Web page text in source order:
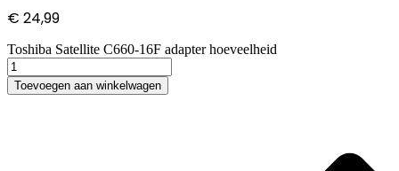
€ 24,99
Toshiba Satellite C660-16F adapter hoeveelheid
Toevoegen aan winkelwagen